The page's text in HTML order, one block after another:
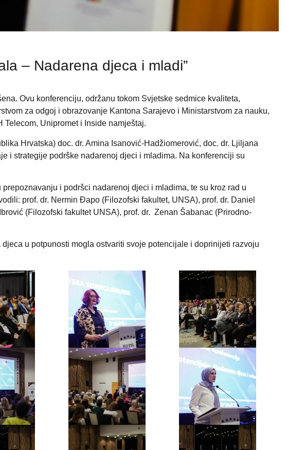
– Nadarena djeca i mladi”
Ovu konferenciju, održanu tokom Svjetske sedmice kvaliteta,
za odgoj i obrazovanje Kantona Sarajevo i Ministarstvom za nauku,
Unipromet i Inside namještaj.
Hrvatska) doc. dr. Amina Isanović-Hadžiomerović, doc. dr. Ljiljana
i strategije podrške nadarenoj djeci i mladima. Na konferenciji su
i podršci nadarenoj djeci i mladima, te su kroz rad u
prof. dr. Nermin Đapo (Filozofski fakultet, UNSA), prof. dr. Daniel
(Filozofski fakultet UNSA), prof. dr. Zenan Šabanac (Prirodno-
u potpunosti mogla ostvariti svoje potencijale i doprinijeti razvoju